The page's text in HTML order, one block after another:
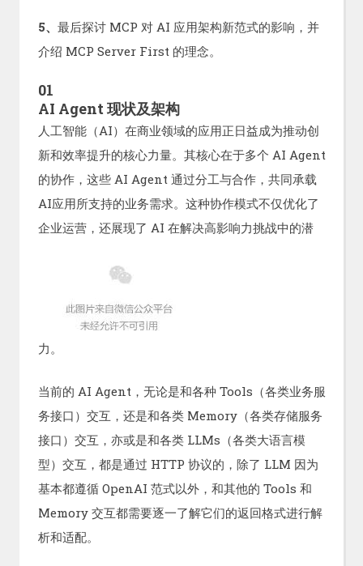
5、 最后探讨 MCP 对 AI 应用架构新范式的影响，并
介绍 MCP Server First 的理念。
01
AI Agent 现状及架构
人工智能（AI）在商业领域的应用正日益成为推动创
新和效率提升的核心力量。其核心在于多个 AI Agent
的协作，这些 AI Agent 通过分工与合作，共同承载
AI应用所支持的业务需求。这种协作模式不仅优化了
企业运营，还展现了 AI 在解决高影响力挑战中的潜
力。
当前的 AI Agent，无论是和各种 Tools（各类业务服
务接口）交互，还是和各类 Memory（各类存储服务
接口）交互，亦或是和各类 LLMs（各类大语言模
型）交互，都是通过 HTTP 协议的，除了 LLM 因为
基本都遵循 OpenAI 范式以外，和其他的 Tools 和
Memory 交互都需要逐一了解它们的返回格式进行解
析和适配。